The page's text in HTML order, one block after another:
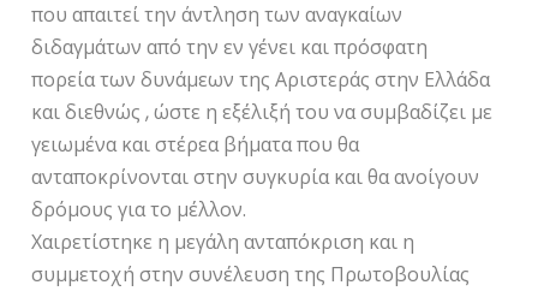
που απαιτεί την άντληση των αναγκαίων
διδαγμάτων από την εν γένει και πρόσφατη
πορεία των δυνάμεων της Αριστεράς στην Ελλάδα
και διεθνώς , ώστε η εξέλιξή του να συμβαδίζει με
γειωμένα και στέρεα βήματα που θα
ανταποκρίνονται στην συγκυρία και θα ανοίγουν
δρόμους για το μέλλον.
Χαιρετίστηκε η μεγάλη ανταπόκριση και η
συμμετοχή στην συνέλευση της Πρωτοβουλίας